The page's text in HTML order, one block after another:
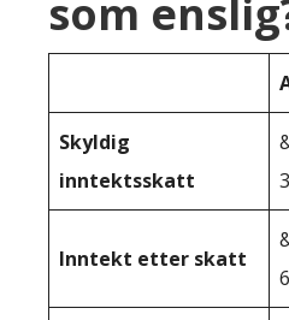
som
Skyldig
inntektsskatt
Inntekt etter skatt